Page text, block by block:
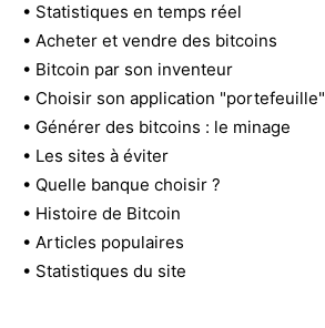
• Statistiques en temps réel
• Acheter et vendre des bitcoins
• Bitcoin par son inventeur
• Choisir son application "portefeuille"
• Générer des bitcoins : le minage
• Les sites à éviter
• Quelle banque choisir ?
• Histoire de Bitcoin
• Articles populaires
• Statistiques du site